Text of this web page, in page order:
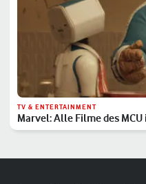
TV & ENTERTAINMENT
Marvel: Alle Filme des
Reihenfolge